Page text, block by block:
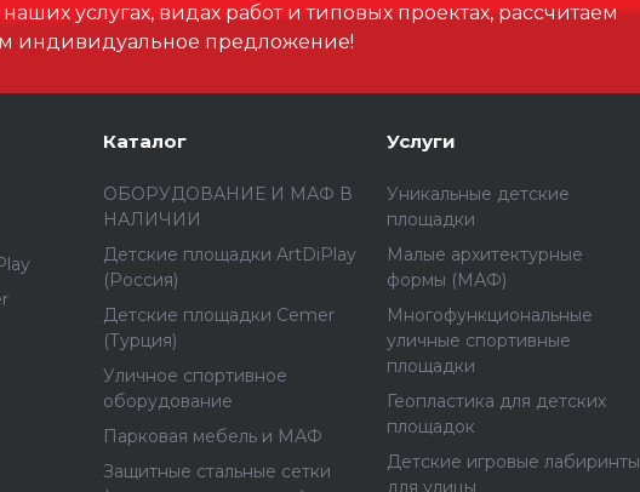
услугах, видах работ и типовых проектах, рассчитаем
индивидуальное предложение!
Каталог
ОБОРУДОВАНИЕ И МАФ В
НАЛИЧИИ
Детские площадки ArtDiPlay
(Россия)
Детские площадки Cemer
(Турция)
Уличное спортивное
оборудование
Парковая мебель и МАФ
Защитные стальные сетки
Услуги
Уникальные детские
площадки
Малые архитектурные
формы (МАФ)
Многофункциональные
уличные спортивные
площадки
Геопластика для детских
площадок
Детские игровые лабиринты
для улицы